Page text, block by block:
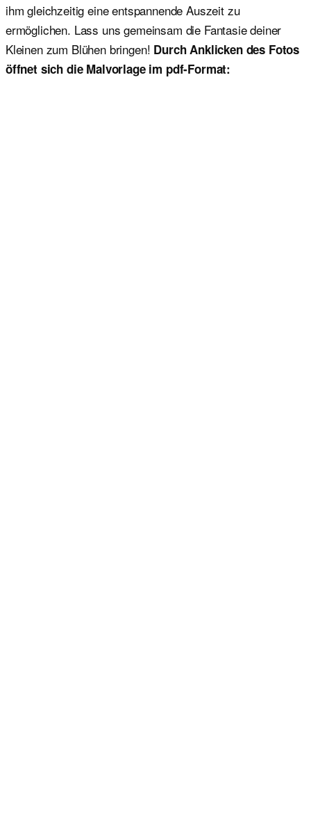
ihm gleichzeitig eine entspannende Auszeit zu
ermöglichen. Lass uns gemeinsam die Fantasie deiner
Kleinen zum Blühen bringen! Durch Anklicken des Fotos
öffnet sich die Malvorlage im pdf-Format: